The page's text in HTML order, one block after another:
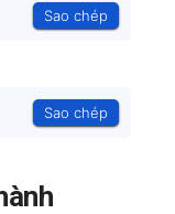
Sao chép
Sao chép